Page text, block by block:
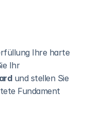
Ihre harte
Ihr
und stellen Sie
Fundament